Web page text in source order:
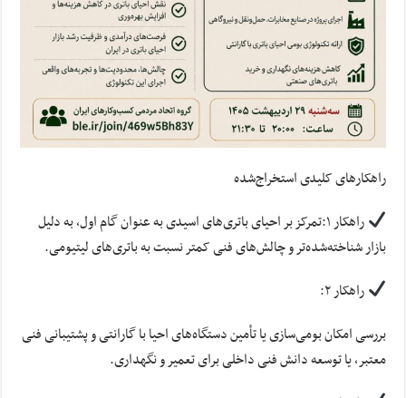
راهکارهای کلیدی استخراج‌شده
راهکار ۱:تمرکز بر احیای باتری‌های اسیدی به عنوان گام اول، به دلیل
بازار شناخته‌شده‌تر و چالش‌های فنی کمتر نسبت به باتری‌های لیتیومی.
راهکار ۲:
بررسی امکان بومی‌سازی یا تأمین دستگاه‌های احیا با گارانتی و پشتیبانی فنی
معتبر، یا توسعه دانش فنی داخلی برای تعمیر و نگهداری.